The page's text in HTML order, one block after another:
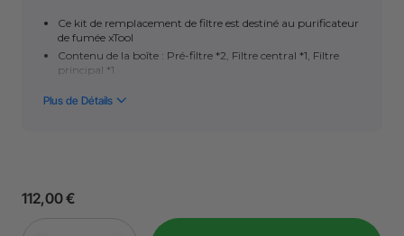
Ce kit de remplacement de filtre est destiné au purificateur
de fumée xTool
Contenu de la boîte : Pré-filtre *2, Filtre central *1, Filtre
principal *1
pré-filtre est beaucoup plus épais et a une durée de vie 2,5
odeurs désagréables grâce au charbon actif haute
CONSEIL : Veuillez remplacer les filtres tous les trois mois.
112,00 €